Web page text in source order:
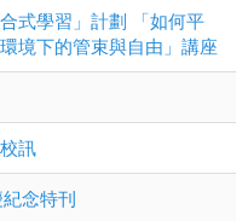
式學習」計劃 「如何平
境下的管束與自由」講座
訊
念特刊